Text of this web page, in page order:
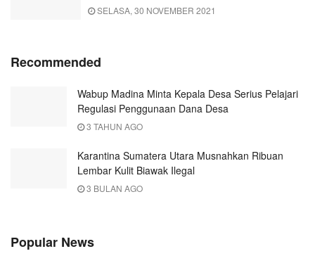
SELASA, 30 NOVEMBER 2021
Recommended
Wabup Madina Minta Kepala Desa Serius Pelajari
Regulasi Penggunaan Dana Desa
3 TAHUN AGO
Karantina Sumatera Utara Musnahkan Ribuan
Lembar Kulit Biawak Ilegal
3 BULAN AGO
Popular News